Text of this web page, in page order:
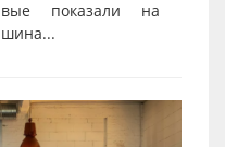
показали на